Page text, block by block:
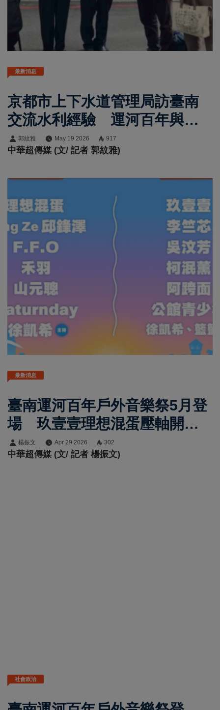
最新消息
京都市上下水道管理局訪臺南
交流水利經驗 運河百年與締
盟5週年深化臺日古都合作
郭紋雅 May 19 2026 917
中華超傳媒 (文/ 記者 郭紋雅)
最新消息
臺南運河百年戶外音樂祭5月登
場 玖壹壹理想混蛋壓軸開唱
點亮臺南水岸夜景
楊振文 Apr 29 2026 302
中華超傳媒 (文/ 記者 楊振文)
社會政治